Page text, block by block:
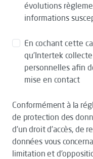
évolutions
informations
En cochant cette
qu’Intertek
personnelles afin
mise en contact
Conformément à la
de protection des
d’un droit d’accès, de
données vous
limitation et